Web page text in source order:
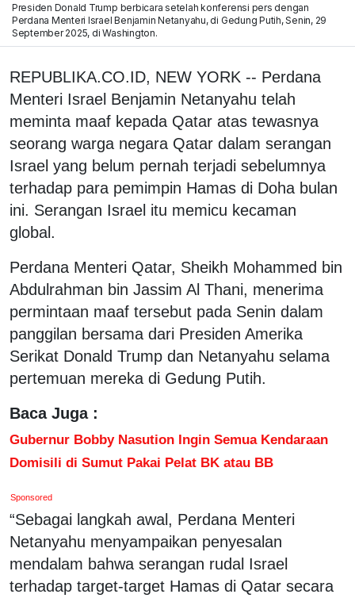
Presiden Donald Trump berbicara setelah konferensi pers dengan
Perdana Menteri Israel Benjamin Netanyahu, di Gedung Putih, Senin, 29
September 2025, di Washington.
REPUBLIKA.CO.ID, NEW YORK -- Perdana
Menteri Israel Benjamin Netanyahu telah
meminta maaf kepada Qatar atas tewasnya
seorang warga negara Qatar dalam serangan
Israel yang belum pernah terjadi sebelumnya
terhadap para pemimpin Hamas di Doha bulan
ini. Serangan Israel itu memicu kecaman
global.
Perdana Menteri Qatar, Sheikh Mohammed bin
Abdulrahman bin Jassim Al Thani, menerima
permintaan maaf tersebut pada Senin dalam
panggilan bersama dari Presiden Amerika
Serikat Donald Trump dan Netanyahu selama
pertemuan mereka di Gedung Putih.
Baca Juga :
Gubernur Bobby Nasution Ingin Semua Kendaraan
Domisili di Sumut Pakai Pelat BK atau BB
Sponsored
“Sebagai langkah awal, Perdana Menteri
Netanyahu menyampaikan penyesalan
mendalam bahwa serangan rudal Israel
terhadap target-target Hamas di Qatar secara